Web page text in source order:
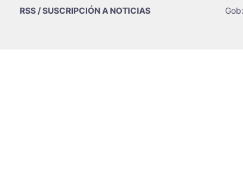
RSS / SUSCRIPCIÓN A NOTICIAS